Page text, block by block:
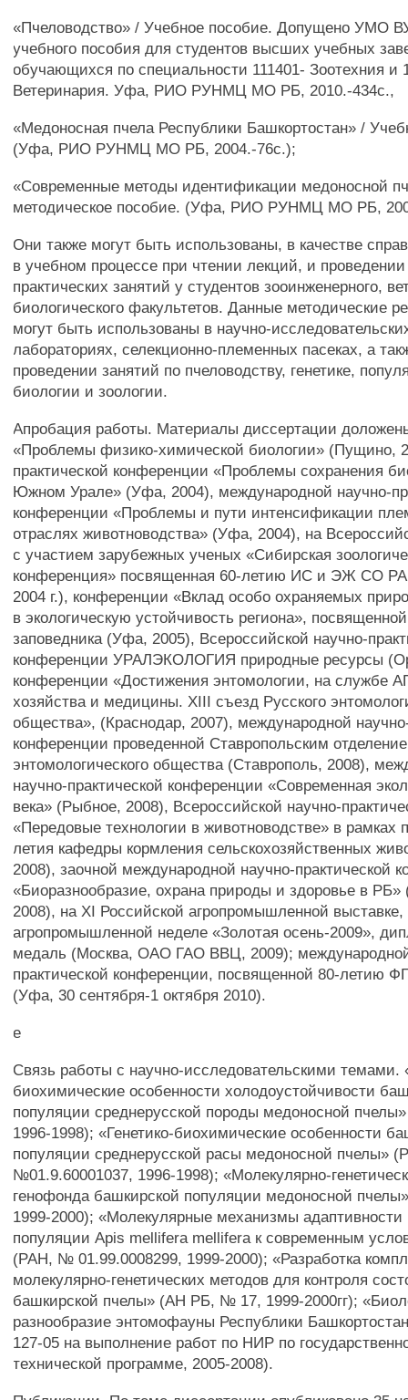
«Пчеловодство» / Учебное пособие. Допущено УМО
учебного пособия для студентов высших учебных
обучающихся по специальности 111401- Зоотехния и
Ветеринария. Уфа, РИО РУНМЦ МО РБ, 2010.-434с.,
«Медоносная пчела Республики Башкортостан» /
(Уфа, РИО РУНМЦ МО РБ, 2004.-76с.);
«Современные методы идентификации медоносной
методическое пособие. (Уфа, РИО РУНМЦ МО РБ,
Они также могут быть использованы, в качестве
в учебном процессе при чтении лекций, и
практических занятий у студентов зооинженерного,
биологического факультетов. Данные методические
могут быть использованы в научно-
лабораториях, селекционно-племенных пасеках, а
проведении занятий по пчеловодству, генетике,
биологии и зоологии.
Апробация работы. Материалы диссертации
«Проблемы физико-химической биологии» (Пущино,
практической конференции «Проблемы сохранения
Южном Урале» (Уфа, 2004), международной научно-
конференции «Проблемы и пути интенсификации
отраслях животноводства» (Уфа, 2004), на
с участием зарубежных ученых «Сибирская
конференция» посвященная 60-летию ИС и ЭЖ СО
2004 г.), конференции «Вклад особо охраняемых
в экологическую устойчивость региона»,
заповедника (Уфа, 2005), Всероссийской научно-
конференции УРАЛЭКОЛОГИЯ природные ресурсы
конференции «Достижения энтомологии, на службе
хозяйства и медицины. XIII съезд Русского
общества», (Краснодар, 2007), международной
конференции проведенной Ставропольским
энтомологического общества (Ставрополь, 2008),
научно-практической конференции «Современная
века» (Рыбное, 2008), Всероссийской научно-
«Передовые технологии в животноводстве» в рамках
летия кафедры кормления сельскохозяйственных
2008), заочной международной научно-практической
«Биоразнообразие, охрана природы и здоровье в РБ»
2008), на XI Российской агропромышленной выставке,
агропромышленной неделе «Золотая осень-2009»,
медаль (Москва, ОАО ГАО ВВЦ, 2009);
практической конференции, посвященной 80-летию
(Уфа, 30 сентября-1 октября 2010).
е
Связь работы с научно-исследовательскими темами.
биохимические особенности холодоустойчивости
популяции среднерусской породы медоносной
1996-1998); «Генетико-биохимические особенности
популяции среднерусской расы медоносной пчелы»
№01.9.60001037, 1996-1998); «Молекулярно-
генофонда башкирской популяции медоносной
1999-2000); «Молекулярные механизмы
популяции Apis mellifera mellifera к современным
(РАН, № 01.99.0008299, 1999-2000); «Разработка
молекулярно-генетических методов для контроля
башкирской пчелы» (АН РБ, № 17, 1999-2000гг);
разнообразие энтомофауны Республики
127-05 на выполнение работ по НИР по
технической программе, 2005-2008).